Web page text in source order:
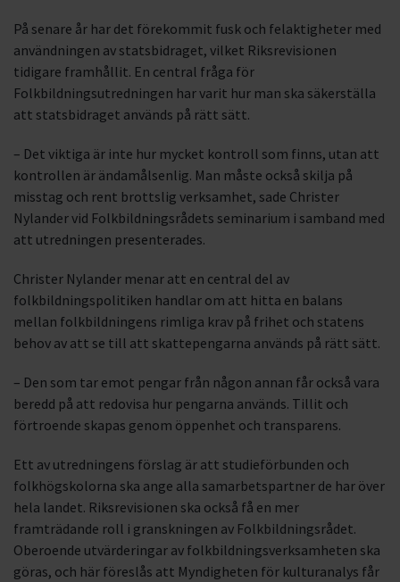
På senare år har det förekommit fusk och felaktigheter med
användningen av statsbidraget, vilket Riksrevisionen
tidigare framhållit. En central fråga för
Folkbildningsutredningen har varit hur man ska säkerställa
att statsbidraget används på rätt sätt.
– Det viktiga är inte hur mycket kontroll som finns, utan att
kontrollen är ändamålsenlig. Man måste också skilja på
misstag och rent brottslig verksamhet, sade Christer
Nylander vid Folkbildningsrådets seminarium i samband med
att utredningen presenterades.
Christer Nylander menar att en central del av
folkbildningspolitiken handlar om att hitta en balans
mellan folkbildningens rimliga krav på frihet och statens
behov av att se till att skattepengarna används på rätt sätt.
– Den som tar emot pengar från någon annan får också vara
beredd på att redovisa hur pengarna används. Tillit och
förtroende skapas genom öppenhet och transparens.
Ett av utredningens förslag är att studieförbunden och
folkhögskolorna ska ange alla samarbetspartner de har över
hela landet. Riksrevisionen ska också få en mer
framträdande roll i granskningen av Folkbildningsrådet.
Oberoende utvärderingar av folkbildningsverksamheten ska
göras, och här föreslås att Myndigheten för kulturanalys får